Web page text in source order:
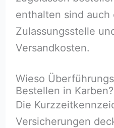
enthalten sind auch
Zulassungsstelle
Versandkosten.
Wieso
Bestellen in Karben?
Die
Versicherungen